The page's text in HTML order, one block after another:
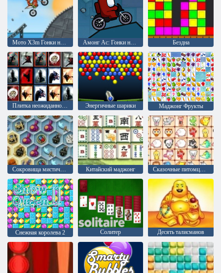
Мото X3m Гонки на мотоциклах Амонг Ас: Гонки на мотоциклах Бездна
Энергичные шарики Маджонг Фрукты
Китайский маджонг
Снежная королева 2 Солитер Десять талисманов